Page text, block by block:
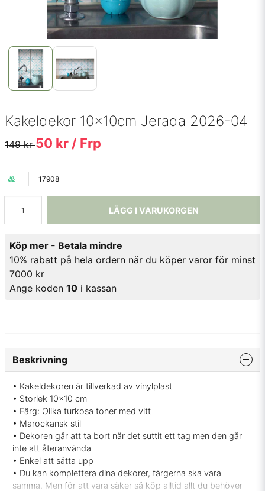
Kakeldekor 10x10cm Jerada 2026-04
149 kr50 kr / Frp
17908
LÄGG I VARUKORGEN
Köp mer - Betala mindre
10% rabatt på hela ordern när du köper varor för minst
7000 kr
Ange koden 10 i kassan
Beskrivning
• Kakeldekoren är tillverkad av vinylplast
• Storlek 10x10 cm
• Färg: Olika turkosa toner med vitt
• Marockansk stil
• Dekoren går att ta bort när det suttit ett tag men den går
inte att återanvända
• Enkel att sätta upp
• Du kan komplettera dina dekorer, färgerna ska vara
samma. Men för att vara säker så köp alltid allt du behöver